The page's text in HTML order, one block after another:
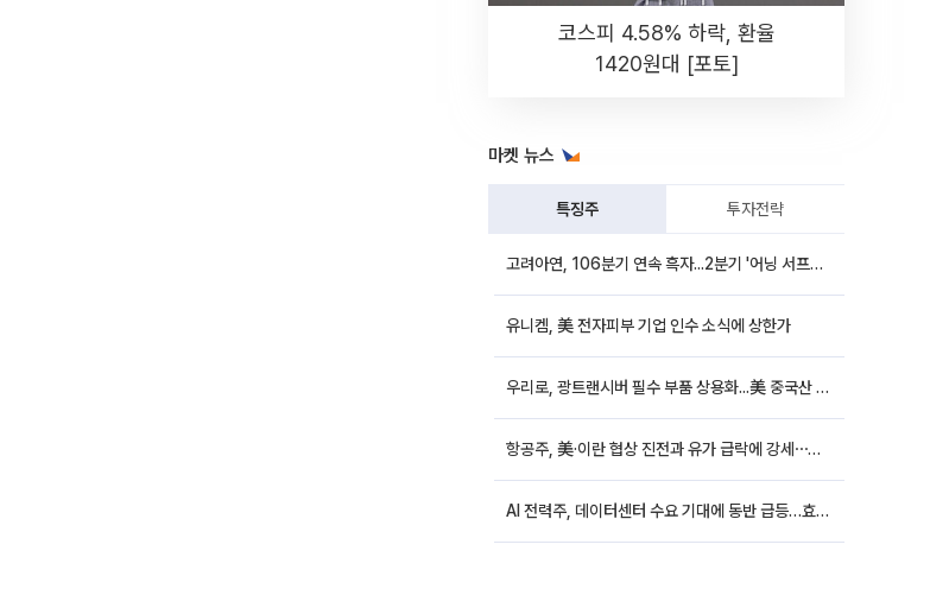
코스피 4.58% 하락, 환율
1420원대 [포토]
마켓 뉴스
특징주 투자전략
고려아연, 106분기 연속 흑자...2분기 '어닝 서프라이즈'에 장 초반 12%대 강세
유니켐, 美 전자피부 기업 인수 소식에 상한가
우리로, 광트랜시버 필수 부품 상용화...美 중국산 퇴출 추진에 상승세
항공주, 美·이란 협상 진전과 유가 급락에 강세⋯한진칼 8%↑
AI 전력주, 데이터센터 수요 기대에 동반 급등…효성중공업 10%↑